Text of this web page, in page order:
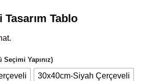
Tablo
Yapınız)
30x40cm-Siyah Çerçeveli